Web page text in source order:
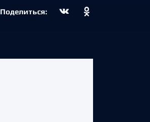
Поделиться: